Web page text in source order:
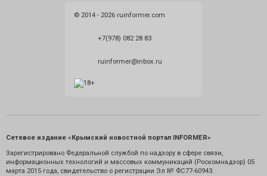
© 2014 - 2026 ruinformer.com
+7(978) 082 28 83
ruinformer@inbox.ru
Сетевое издание «Крымский новостной портал INFORMER»
Зарегистрировано Федеральной службой по надзору в сфере связи,
информационных технологий и массовых коммуникаций (Роскомнадзор) 05
марта 2015 года, свидетельство о регистрации Эл № ФС77-60943.